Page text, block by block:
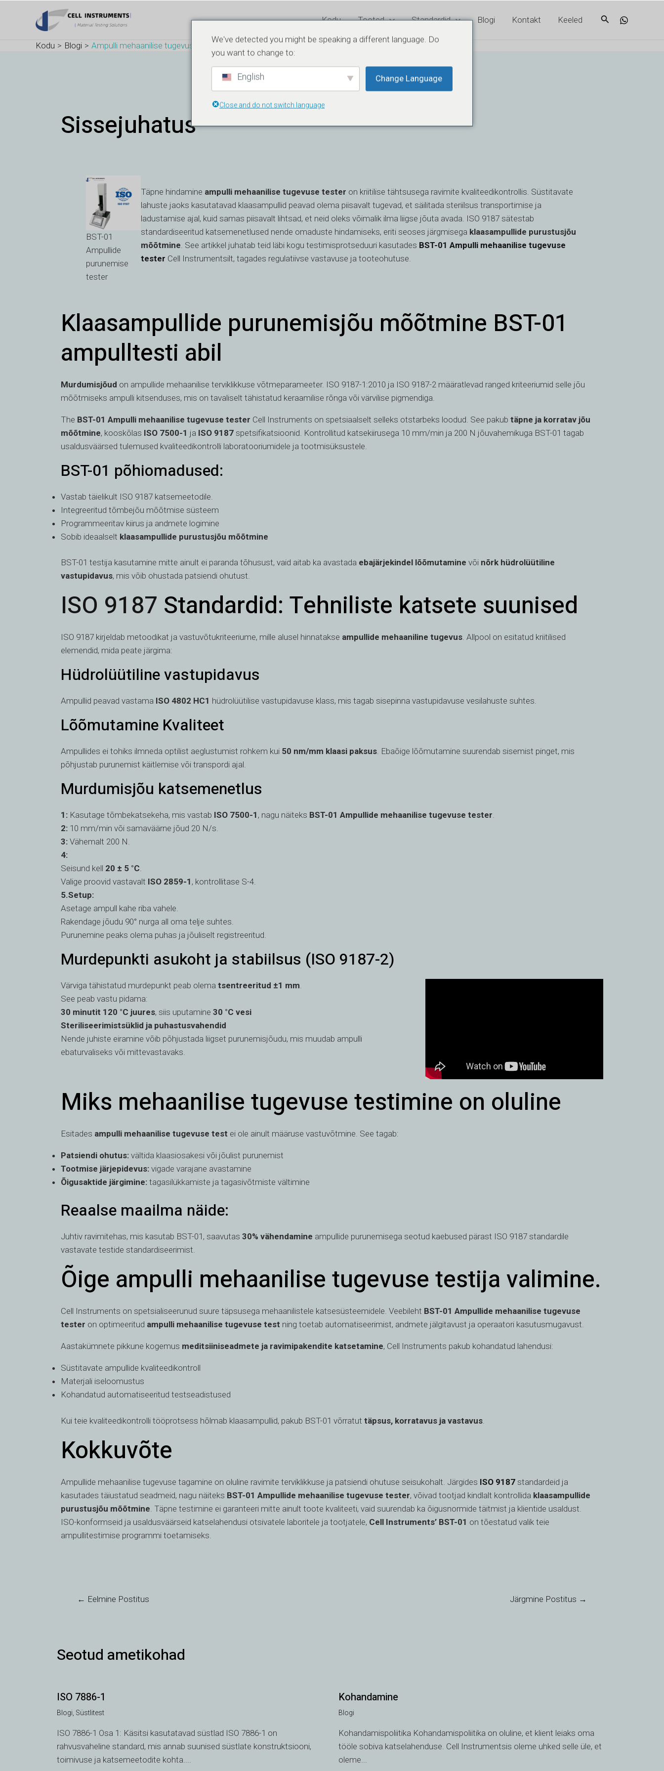
Kodu Tooted Standardid Blogi Kontakt Keeled Otsi
Kodu Blogi Ampulli mehaanilise tugevuse tester vastavalt ISO 9187-le
Sissejuhatus
BST-01
Ampullide
purunemise
tester
Täpne hindamine ampulli mehaanilise tugevuse tester on kriitilise tähtsusega ravimite kvaliteedikontrollis. Süstitavate
lahuste jaoks kasutatavad klaasampullid peavad olema piisavalt tugevad, et säilitada steriilsus transportimise ja
ladustamise ajal, kuid samas piisavalt lihtsad, et neid oleks võimalik ilma liigse jõuta avada. ISO 9187 sätestab
standardiseeritud katsemenetlused nende omaduste hindamiseks, eriti seoses järgmisega klaasampullide purustusjõu
mõõtmine . See artikkel juhatab teid läbi kogu testimisprotseduuri kasutades BST-01 Ampulli mehaanilise tugevuse
tester Cell Instrumentsilt, tagades regulatiivse vastavuse ja tooteohutuse.
Klaasampullide purunemisjõu mõõtmine BST-01
ampulltesti abil
Murdumisjõud on ampullide mehaanilise terviklikkuse võtmeparameeter. ISO 9187-1:2010 ja ISO 9187-2 määratlevad ranged kriteeriumid selle jõu
mõõtmiseks ampulli kitsenduses, mis on tavaliselt tähistatud keraamilise rõnga või värvilise pigmendiga.
The BST-01 Ampulli mehaanilise tugevuse tester Cell Instruments on spetsiaalselt selleks otstarbeks loodud. See pakub täpne ja korratav jõu
mõõtmine, kooskõlas ISO 7500-1 ja ISO 9187 spetsifikatsioonid. Kontrollitud katsekiirusega 10 mm/min ja 200 N jõuvahemikuga BST-01 tagab
usaldusväärsed tulemused kvaliteedikontrolli laboratooriumidele ja tootmisüksustele.
BST-01 põhiomadused:
Vastab täielikult ISO 9187 katsemeetodile.
Integreeritud tõmbejõu mõõtmise süsteem
Programmeeritav kiirus ja andmete logimine
Sobib ideaalselt klaasampullide purustusjõu mõõtmine
BST-01 testija kasutamine mitte ainult ei paranda tõhusust, vaid aitab ka avastada ebajärjekindel lõõmutamine või nõrk hüdrolüütiline
vastupidavus, mis võib ohustada patsiendi ohutust.
ISO 9187 Standardid: Tehniliste katsete suunised
ISO 9187 kirjeldab metoodikat ja vastuvõtukriteeriume, mille alusel hinnatakse ampullide mehaaniline tugevus. Allpool on esitatud kriitilised
elemendid, mida peate järgima:
Hüdrolüütiline vastupidavus
Ampullid peavad vastama ISO 4802 HC1 hüdrolüütilise vastupidavuse klass, mis tagab sisepinna vastupidavuse vesilahuste suhtes.
Lõõmutamine Kvaliteet
Ampullides ei tohiks ilmneda optilist aeglustumist rohkem kui 50 nm/mm klaasi paksus. Ebaõige lõõmutamine suurendab sisemist pinget, mis
põhjustab purunemist käitlemise või transpordi ajal.
Murdumisjõu katsemenetlus
1: Kasutage tõmbekatsekeha, mis vastab ISO 7500-1 , nagu näiteks BST-01 Ampullide mehaanilise tugevuse tester.
2: 10 mm/min või samaväärne jõud 20 N/s.
3: Vähemalt 200 N.
4:
Seisund kell 20 ± 5 °C.
Valige proovid vastavalt ISO 2859-1 , kontrollitase S-4.
5.Setup:
Asetage ampull kahe riba vahele.
Rakendage jõudu 90° nurga all oma telje suhtes.
Purunemine peaks olema puhas ja jõuliselt registreeritud.
Murdepunkti asukoht ja stabiilsus (ISO 9187-2)
Värviga tähistatud murdepunkt peab olema tsentreeritud ±1 mm.
See peab vastu pidama:
30 minutit 120 °C juures, siis uputamine 30 °C vesi
Steriliseerimistsüklid ja puhastusvahendid
Nende juhiste eiramine võib põhjustada liigset purunemisjõudu, mis muudab ampulli
ebaturvaliseks või mittevastavaks.
Miks mehaanilise tugevuse testimine on oluline
Esitades ampulli mehaanilise tugevuse test ei ole ainult määruse vastuvõtmine. See tagab:
Patsiendi ohutus: vältida klaasiosakesi või jõulist purunemist
Tootmise järjepidevus: vigade varajane avastamine
Õigusaktide järgimine: tagasilükkamiste ja tagasivõtmiste vältimine
Reaalse maailma näide:
Juhtiv ravimitehas, mis kasutab BST-01, saavutas 30% vähendamine ampullide purunemisega seotud kaebused pärast ISO 9187 standardile
vastavate testide standardiseerimist.
Õige ampulli mehaanilise tugevuse testija valimine.
Cell Instruments on spetsialiseerunud suure täpsusega mehaanilistele katsesüsteemidele. Veebileht BST-01 Ampullide mehaanilise tugevuse
tester on optimeeritud ampulli mehaanilise tugevuse test ning toetab automatiseerimist, andmete jälgitavust ja operaatori kasutusmugavust.
Aastakümnete pikkune kogemus meditsiiniseadmete ja ravimipakendite katsetamine, Cell Instruments pakub kohandatud lahendusi:
Süstitavate ampullide kvaliteedikontroll
Materjali iseloomustus
Kohandatud automatiseeritud testseadistused
Kui teie kvaliteedikontrolli tööprotsess hõlmab klaasampullid, pakub BST-01 võrratut täpsus, korratavus ja vastavus
Kokkuvõte
Ampullide mehaanilise tugevuse tagamine on oluline ravimite terviklikkuse ja patsiendi ohutuse seisukohalt. Järgides ISO 9187 standardeid ja
kasutades täiustatud seadmeid, nagu näiteks BST-01 Ampullide mehaanilise tugevuse tester, võivad tootjad kindlalt kontrollida klaasampullide
purustusjõu mõõtmine . Täpne testimine ei garanteeri mitte ainult toote kvaliteeti, vaid suurendab ka õigusnormide täitmist ja klientide usaldust.
ISO-konformseid ja usaldusväärseid katselahendusi otsivatele laboritele ja tootjatele, Cell Instruments’ BST-01 on tõestatud valik teie
ampullitestimise programmi toetamiseks.
navigation
← Eelmine Postitus Järgmine Postitus →
Seotud ametikohad
ISO 7886-1
Blogi, Süstlitest
ISO 7886-1 Osa 1: Käsitsi kasutatavad süstlad ISO 7886-1 on
rahvusvaheline standard, mis annab suunised süstlate konstruktsiooni,
toimivuse ja katsemeetodite kohta....
Kohandamine
Blogi
Kohandamispoliitika Kohandamispoliitika on oluline, et klient leiaks oma
tööle sobiva katselahenduse. Cell Instrumentsis oleme uhked selle üle, et
oleme...
We've detected you might be speaking a different language. Do
you want to change to:
English Change Language
Close and do not switch language
NL